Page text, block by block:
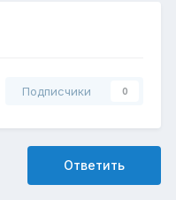
Подписчики 0
Ответить